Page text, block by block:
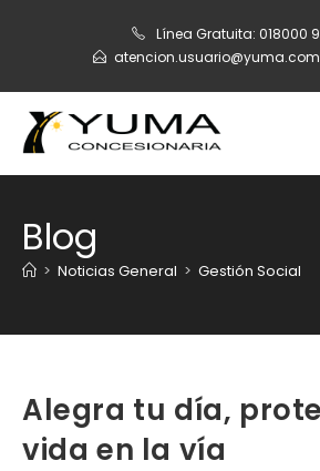
Línea Gratuita: 018000
Blog
> Noticias General > Gestión Social
Alegra tu día,
vida en la vía